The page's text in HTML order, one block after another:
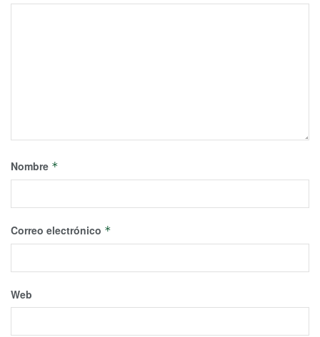
Nombre *
Correo electrónico *
Web